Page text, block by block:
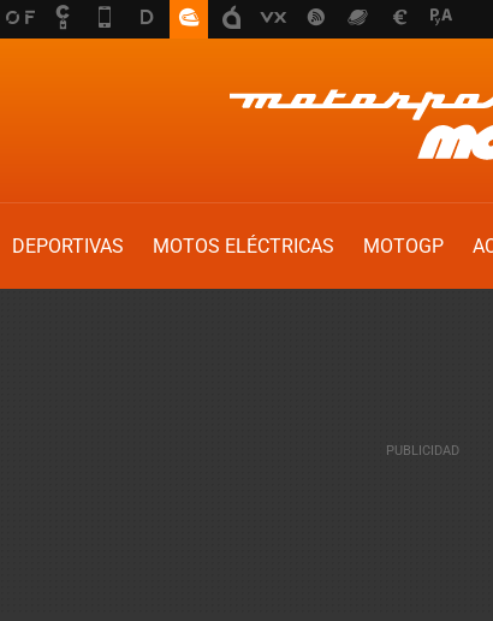
DEPORTIVAS MOTOS ELÉCTRICAS MOTOGP